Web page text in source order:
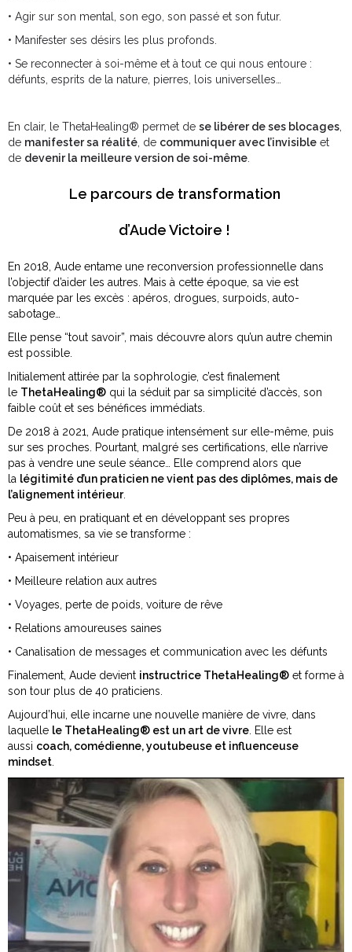
• Agir sur son mental, son ego, son passé et son futur.
• Manifester ses désirs les plus profonds.
• Se reconnecter à soi-même et à tout ce qui nous entoure :
défunts, esprits de la nature, pierres, lois universelles…
En clair, le ThetaHealing® permet de se libérer de ses blocages
de manifester sa réalité , de communiquer avec l’invisible et
de devenir la meilleure version de soi-même
Le parcours de transformation
d’Aude Victoire !
En 2018, Aude entame une reconversion professionnelle dans
l’objectif d’aider les autres. Mais à cette époque, sa vie est
marquée par les excès : apéros, drogues, surpoids, auto-
sabotage…
Elle pense “tout savoir”, mais découvre alors qu’un autre chemin
est possible.
Initialement attirée par la sophrologie, c’est finalement
le ThetaHealing® qui la séduit par sa simplicité d’accès, son
faible coût et ses bénéfices immédiats.
De 2018 à 2021, Aude pratique intensément sur elle-même, puis
sur ses proches. Pourtant, malgré ses certifications, elle n’arrive
pas à vendre une seule séance… Elle comprend alors que
la légitimité d’un praticien ne vient pas des diplômes, mais de
l’alignement intérieur.
Peu à peu, en pratiquant et en développant ses propres
automatismes, sa vie se transforme :
• Apaisement intérieur
• Meilleure relation aux autres
• Voyages, perte de poids, voiture de rêve
• Relations amoureuses saines
• Canalisation de messages et communication avec les défunts
Finalement, Aude devient instructrice ThetaHealing® et forme à
son tour plus de 40 praticiens.
Aujourd’hui, elle incarne une nouvelle manière de vivre, dans
laquelle le ThetaHealing® est un art de vivre . Elle est
aussi coach, comédienne, youtubeuse et influenceuse
mindset